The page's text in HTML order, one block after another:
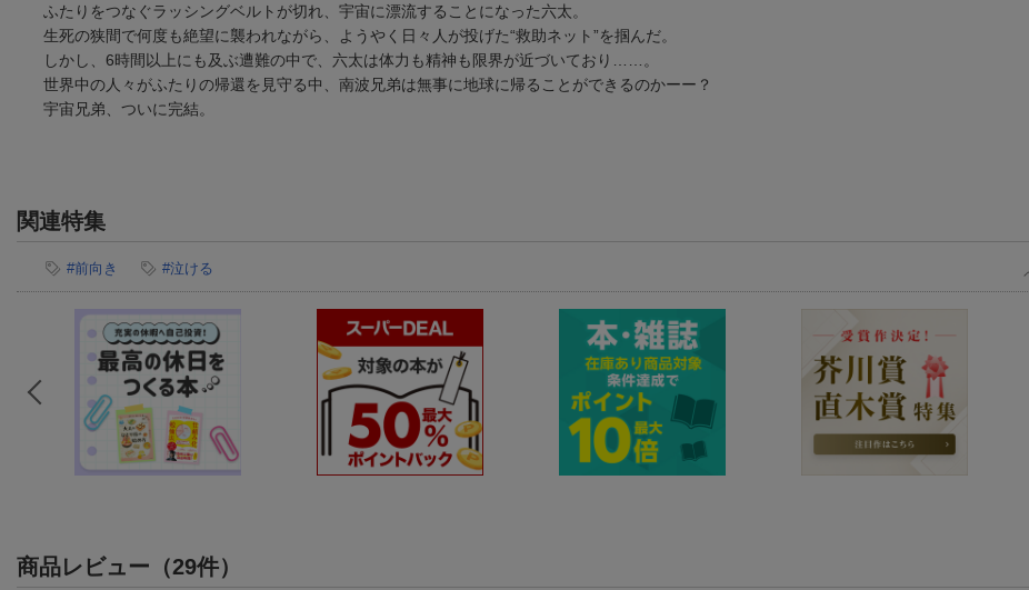
ふたりをつなぐラッシングベルトが切れ、宇宙に漂流することになった六太。
生死の狭間で何度も絶望に襲われながら、ようやく日々人が投げた“救助ネット”を掴んだ。
しかし、6時間以上にも及ぶ遭難の中で、六太は体力も精神も限界が近づいており……。
世界中の人々がふたりの帰還を見守る中、南波兄弟は無事に地球に帰ることができるのかーー？
宇宙兄弟、ついに完結。
関連特集
#前向き #泣ける
商品レビュー（29件）